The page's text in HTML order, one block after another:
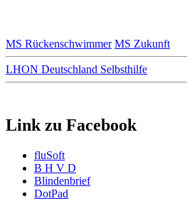
MS Rückenschwimmer MS Zukunft
LHON Deutschland Selbsthilfe
Link zu Facebook
fluSoft
B H V D
Blindenbrief
DotPad